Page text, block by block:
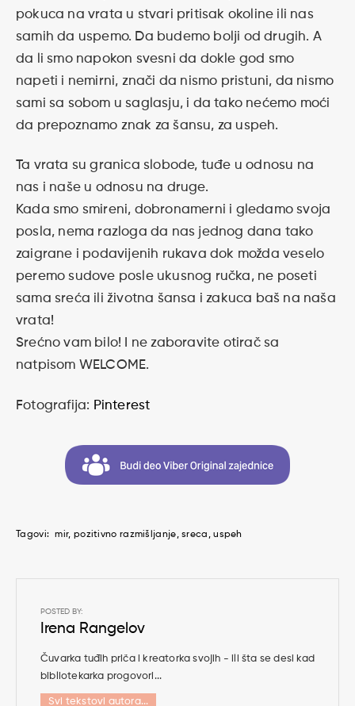
pokuca na vrata u stvari pritisak okoline ili nas
samih da uspemo. Da budemo bolji od drugih. A
da li smo napokon svesni da dokle god smo
napeti i nemirni, znači da nismo pristuni, da nismo
sami sa sobom u saglasju, i da tako nećemo moći
da prepoznamo znak za šansu, za uspeh.
Ta vrata su granica slobode, tuđe u odnosu na
nas i naše u odnosu na druge.
Kada smo smireni, dobronamerni i gledamo svoja
posla, nema razloga da nas jednog dana tako
zaigrane i podavijenih rukava dok možda veselo
peremo sudove posle ukusnog ručka, ne poseti
sama sreća ili životna šansa i zakuca baš na naša
vrata!
Srećno vam bilo! I ne zaboravite otirač sa
natpisom WELCOME.
Fotografija: Pinterest
Tagovi: mir pozitivno razmišljanje sreca uspeh
POSTED BY:
Irena Rangelov
Čuvarka tuđih priča i kreatorka svojih - ili šta se desi kad
bibliotekarka progovori...
Svi tekstovi autora...